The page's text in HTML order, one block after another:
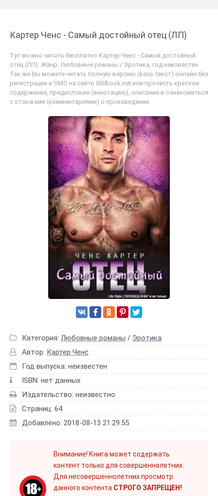
Картер Ченс - Самый достойный отец (ЛП)
Тут можно читать бесплатно Картер Ченс - Самый достойный
отец (ЛП). Жанр: Любовные романы / Эротика, год неизвестен.
Так же Вы можете читать полную версию (весь текст) онлайн без
регистрации и SMS на сайте 500book.net или прочесть краткое
содержание, предисловие (аннотацию), описание и ознакомиться
с отзывами (комментариями) о произведении.
Категория: Любовные романы / Эротика
Автор: Картер Ченс
Год выпуска: неизвестен
ISBN: нет данных
Издательство: неизвестно
Страниц: 64
Добавлено: 2018-08-13 21:29:55
Внимание! Книга может содержать
контент только для совершеннолетних.
Для несовершеннолетних просмотр
данного контента СТРОГО ЗАПРЕЩЕН!